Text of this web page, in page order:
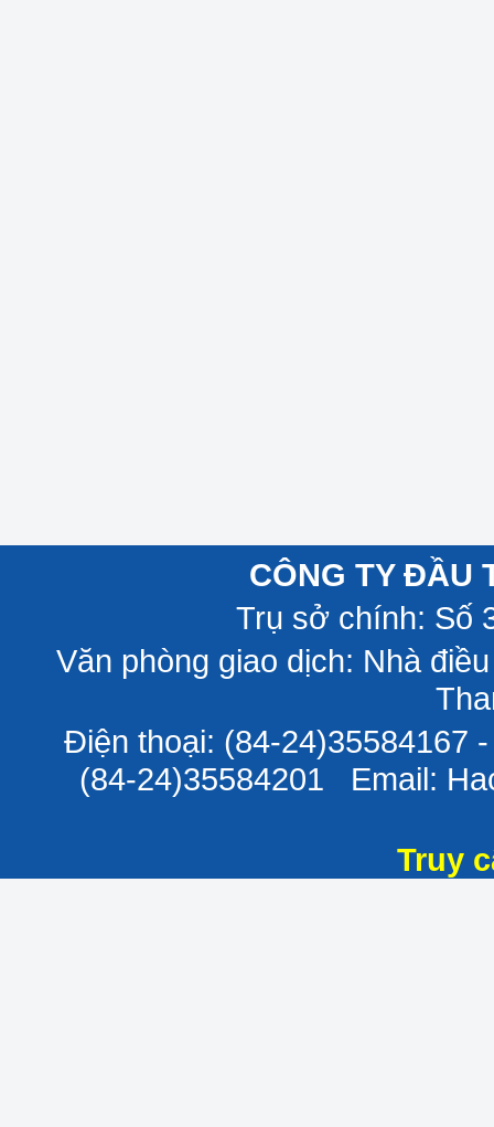
CÔNG TY ĐẦU
Trụ sở chính: Số
Văn phòng giao dịch: Nhà
Điện thoại: (84-24)35584167
(84-24)35584201 Email:
Truy